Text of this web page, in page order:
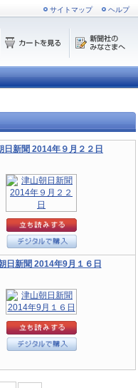
サイトマップ ヘルプ
日新聞 2014年９月２２日
日新聞 2014年9月１６日